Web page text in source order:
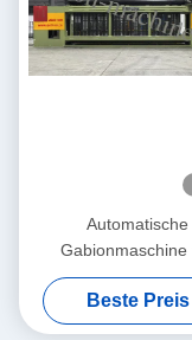
Automatische
Gabionmaschine
servodriven
Max. Breite
Beste Preis